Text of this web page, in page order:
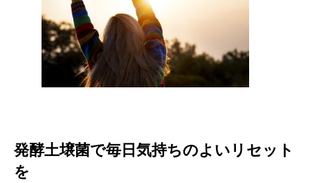
発酵土壌菌で毎日気持ちのよいリセット
を